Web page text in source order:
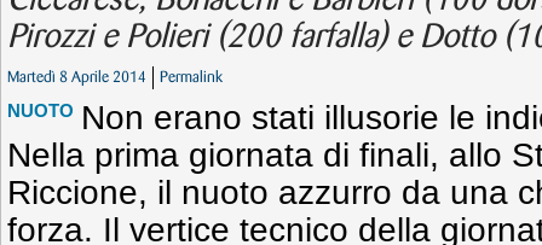
Pirozzi e Polieri (200 farfalla) e Dotto
Martedì 8 Aprile 2014 Permalink
NUOTO Non erano stati illusorie le
Nella prima giornata di finali, allo
Riccione, il nuoto azzurro da una
forza. Il vertice tecnico della